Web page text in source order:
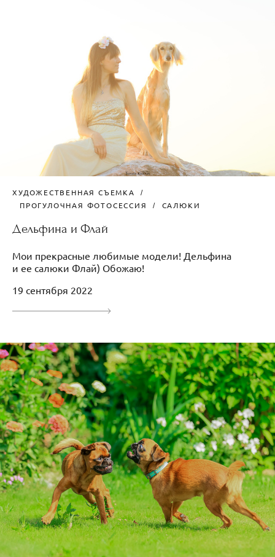
ХУДОЖЕСТВЕННАЯ СЪЕМКА
ПРОГУЛОЧНАЯ ФОТОСЕССИЯ
САЛЮКИ
Дельфина и Флай
Мои прекрасные любимые модели! Дельфина
и ее салюки Флай) Обожаю!
19 сентября 2022